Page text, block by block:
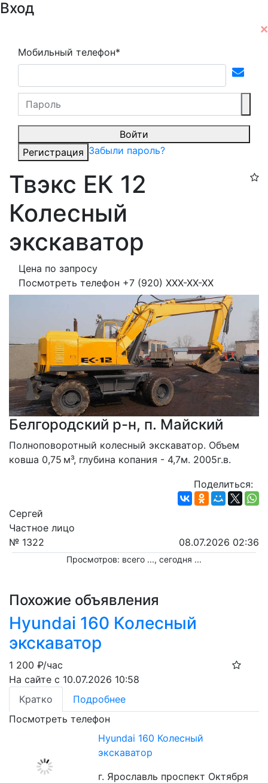
Вход
Мобильный телефон*
Войти
Регистрация Забыли пароль?
Твэкс ЕК 12
Колесный
экскаватор
Цена по запросу
Посмотреть телефон +7 (920) XXX-XX-XX
Белгородский р-н, п. Майский
Полноповоротный колесный экскаватор. Объем
ковша 0,75 м³, глубина копания - 4,7м. 2005г.в.
Поделиться:
Сергей
Частное лицо
№ 1322
08.07.2026 02:36
Просмотров: всего ..., сегодня ...
Похожие объявления
Hyundai 160 Колесный
экскаватор
1 200 ₽/час
На сайте с 10.07.2026 10:58
Кратко
Подробнее
Посмотреть телефон
Hyundai 160 Колесный
экскаватор
г. Ярославль проспект Октября